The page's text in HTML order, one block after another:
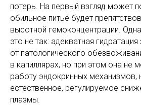
потерь. На первый взгляд может
обильное питьё будет
высотной гемоконцентрации.
это не так: адекватная
от патологического
в капиллярах, но при этом она не
работу эндокринных механизмов,
естественное, регулируемое
плазмы.